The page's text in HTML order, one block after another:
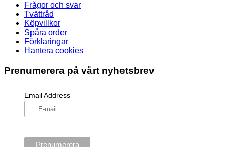
Frågor och svar
Tvättråd
Köpvillkor
Spåra order
Förklaringar
Hantera cookies
Prenumerera på vårt nyhetsbrev
Email Address